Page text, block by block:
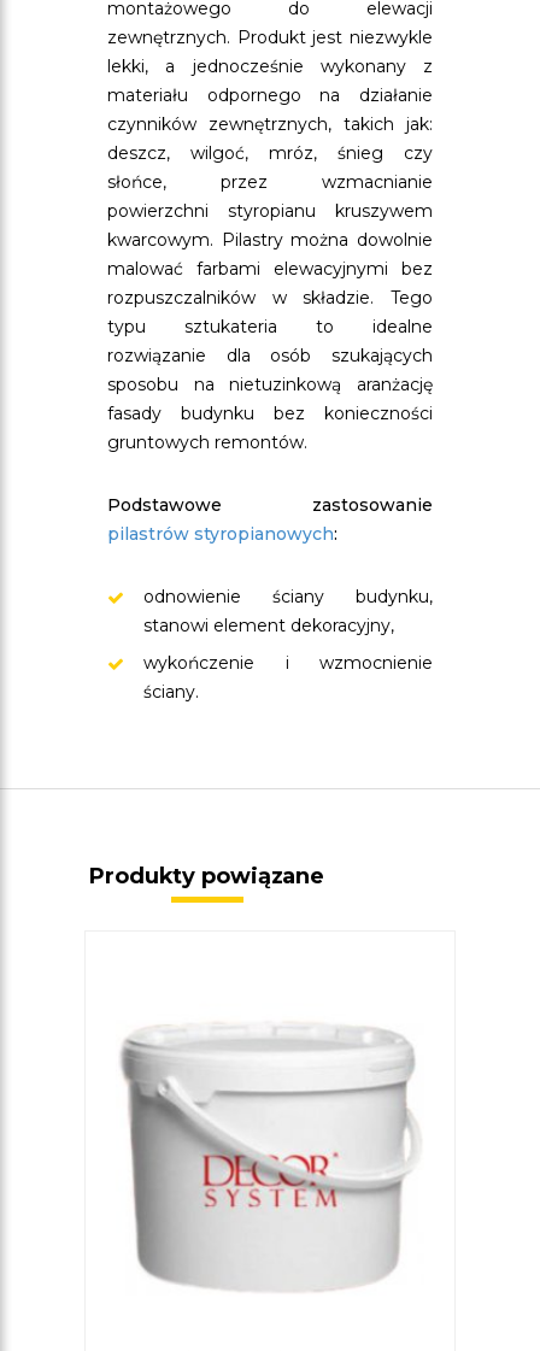
montażowego do elewacji
zewnętrznych. Produkt jest niezwykle
lekki, a jednocześnie wykonany z
materiału odpornego na działanie
czynników zewnętrznych, takich jak:
deszcz, wilgoć, mróz, śnieg czy
słońce, przez wzmacnianie
powierzchni styropianu kruszywem
kwarcowym. Pilastry można dowolnie
malować farbami elewacyjnymi bez
rozpuszczalników w składzie. Tego
typu sztukateria to idealne
rozwiązanie dla osób szukających
sposobu na nietuzinkową aranżację
fasady budynku bez konieczności
gruntowych remontów.
Podstawowe zastosowanie
pilastrów styropianowych:
odnowienie ściany budynku,
stanowi element dekoracyjny,
wykończenie i wzmocnienie
ściany.
Produkty powiązane